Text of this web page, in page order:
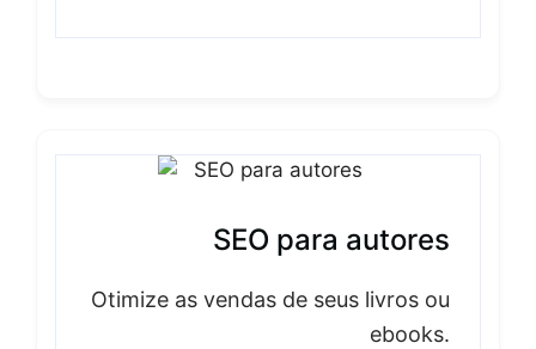
SEO para autores
Otimize as vendas de seus livros ou
ebooks.